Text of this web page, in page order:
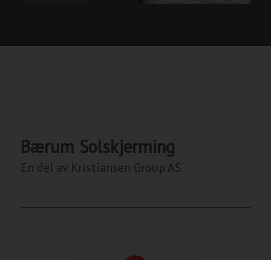
Bærum Solskjerming
En del av Kristiansen Group AS